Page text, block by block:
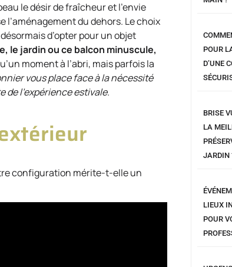
le désir de fraîcheur et l’envie
l’aménagement du dehors. Le choix
d’opter pour un objet
le jardin ou ce balcon minuscule,
moment à l’abri, mais parfois la
vous place face à la nécessité
l’expérience estivale.
configuration mérite-t-elle un
POUR
D’UNE
BRISE
LA
JARDIN
LIEUX
POUR